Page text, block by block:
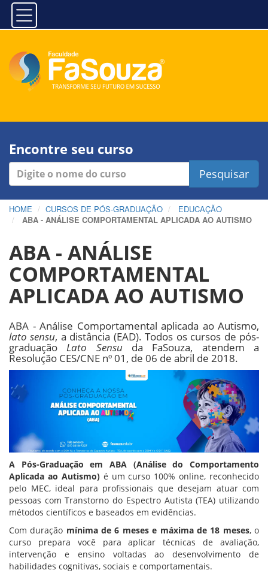
Encontre seu curso
Pesquisar
HOME CURSOS DE PÓS-GRADUAÇÃO
EDUCAÇÃO
ABA - ANÁLISE COMPORTAMENTAL APLICADA AO AUTISMO
ABA - ANÁLISE
COMPORTAMENTAL
APLICADA AO AUTISMO
ABA - Análise Comportamental aplicada ao Autismo,
lato sensu, a distância (EAD). Todos os cursos de pós-
graduaçãoLato Sensuda FaSouza, atendem a
Resolução CES/CNE nº 01, de 06 de abril de 2018.
A Pós-Graduação em ABA (Análise do Comportamento
Aplicada ao Autismo)é um curso 100% online, reconhecido
pelo MEC, ideal para profissionais que desejam atuar com
pessoas com Transtorno do Espectro Autista (TEA) utilizando
métodos científicos e baseados em evidências.
Com duração mínima de 6 meses e máxima de 18 meses, o
curso prepara você para aplicar técnicas de avaliação,
intervenção e ensino voltadas ao desenvolvimento de
habilidades cognitivas, sociais e comportamentais.